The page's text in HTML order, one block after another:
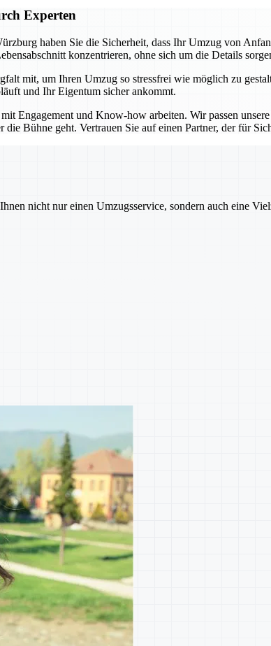
Experten
haben Sie die Sicherheit, dass Ihr Umzug von
konzentrieren, ohne sich um die Details
mit, um Ihren Umzug so stressfrei wie möglich zu
und Ihr Eigentum sicher ankommt.
Engagement und Know-how arbeiten. Wir passen
Bühne geht. Vertrauen Sie auf einen Partner, der für
nicht nur einen Umzugsservice, sondern auch eine